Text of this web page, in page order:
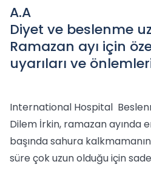
A.A
Diyet ve beslenme
Ramazan ayı için
uyarıları ve
International Hospital
Dilem İrkin, ramazan ayında
başında sahura
süre çok uzun olduğu için